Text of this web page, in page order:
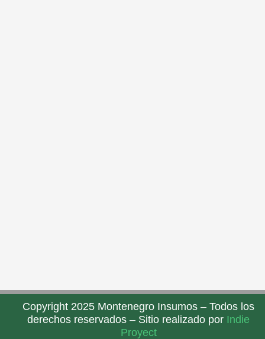
Copyright 2025 Montenegro Insumos – Todos los
derechos reservados – Sitio realizado por Indie
Proyect